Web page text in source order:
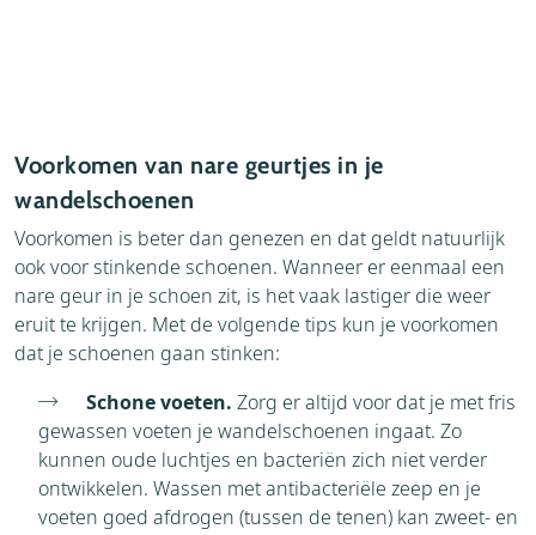
Voorkomen van nare geurtjes in je
wandelschoenen
Voorkomen is beter dan genezen en dat geldt natuurlijk
ook voor stinkende schoenen. Wanneer er eenmaal een
nare geur in je schoen zit, is het vaak lastiger die weer
eruit te krijgen. Met de volgende tips kun je voorkomen
dat je schoenen gaan stinken:
Schone voeten. Zorg er altijd voor dat je met fris
gewassen voeten je wandelschoenen ingaat. Zo
kunnen oude luchtjes en bacteriën zich niet verder
ontwikkelen. Wassen met antibacteriële zeep en je
voeten goed afdrogen (tussen de tenen) kan zweet- en